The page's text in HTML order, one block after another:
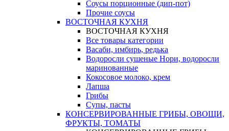
Соусы порционные (дип-пот)
Прочие соусы
ВОСТОЧНАЯ КУХНЯ
ВОСТОЧНАЯ КУХНЯ
Все товары категории
Васаби, имбирь, редька
Водоросли сушеные Нори, водоросли
маринованные
Кокосовое молоко, крем
Лапша
Грибы
Супы, пасты
КОНСЕРВИРОВАННЫЕ ГРИБЫ, ОВОЩИ,
ФРУКТЫ, ТОМАТЫ